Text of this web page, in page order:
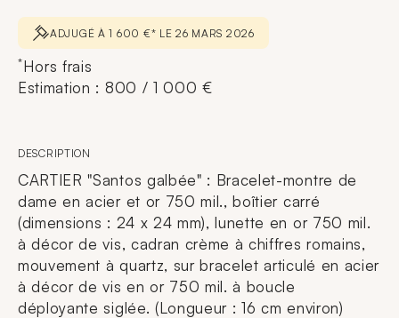
ADJUGÉ À 1 600 €* LE 26 MARS 2026
*Hors frais
Estimation : 800 / 1 000 €
DESCRIPTION
CARTIER "Santos galbée" : Bracelet-montre de
dame en acier et or 750 mil., boîtier carré
(dimensions : 24 x 24 mm), lunette en or 750 mil.
à décor de vis, cadran crème à chiffres romains,
mouvement à quartz, sur bracelet articulé en acier
à décor de vis en or 750 mil. à boucle
déployante siglée. (Longueur : 16 cm environ)